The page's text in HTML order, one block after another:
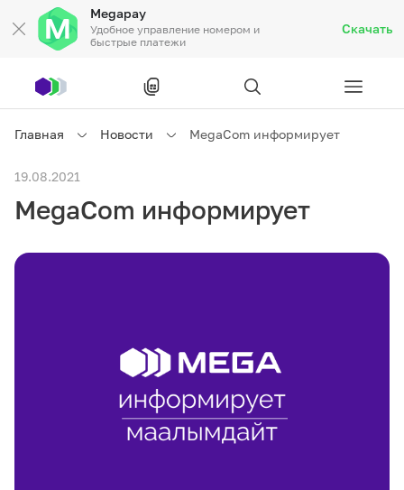
Megapay
Удобное управление номером и
быстрые платежи
Скачать
Частным клиентам
Частным клиентам
M2M
Главная Новости MegaCom информирует
19.08.2021
MegaCom информирует